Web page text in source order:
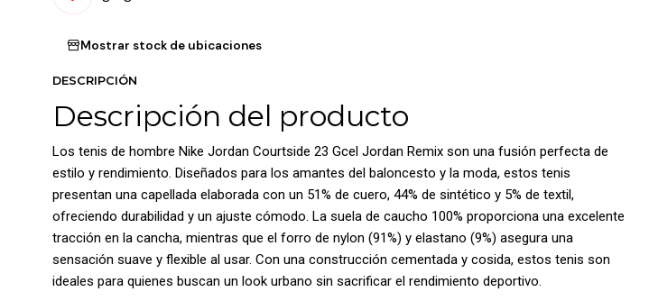
Mostrar stock de ubicaciones
DESCRIPCIÓN
Descripción del producto
Los tenis de hombre Nike Jordan Courtside 23 Gcel Jordan Remix son una fusión perfecta de
estilo y rendimiento. Diseñados para los amantes del baloncesto y la moda, estos tenis
presentan una capellada elaborada con un 51% de cuero, 44% de sintético y 5% de textil,
ofreciendo durabilidad y un ajuste cómodo. La suela de caucho 100% proporciona una excelente
tracción en la cancha, mientras que el forro de nylon (91%) y elastano (9%) asegura una
sensación suave y flexible al usar. Con una construcción cementada y cosida, estos tenis son
ideales para quienes buscan un look urbano sin sacrificar el rendimiento deportivo.